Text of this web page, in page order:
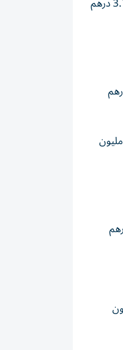
وألفا ظبي ب 92 مليون درهم
وفي دبي، تركزت السيولة على إعمار العقارية ب357 مليون درهم وإعمار للتطوير ب 83 مليون درهم والإمارات دبي الوطني ب71 مليون
استثمار 5 ملايين درهم